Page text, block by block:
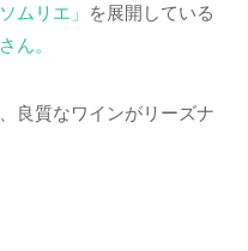
ムリエ」 を展開している
ん。
良質なワインがリーズナ